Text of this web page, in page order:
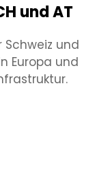
und AT
Schweiz und
Europa und